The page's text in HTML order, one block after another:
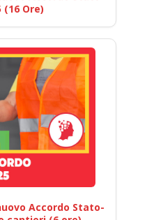
(16 Ore)
Accordo Stato-